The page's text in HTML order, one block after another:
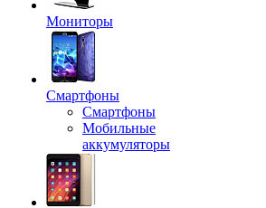
Мониторы
Смартфоны
Смартфоны
Мобильные
аккумуляторы